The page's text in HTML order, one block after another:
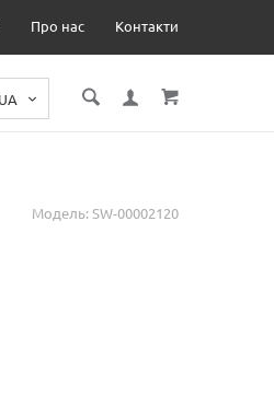
Про нас Контакти
Модель: SW-00002120